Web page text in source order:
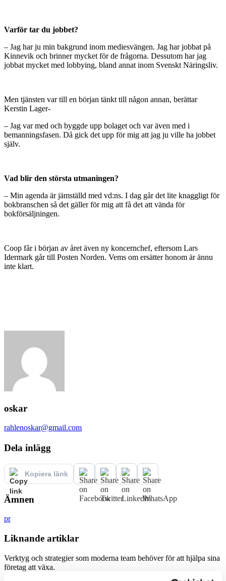
Varför tar du jobbet?
– Jag har ju min bakgrund inom mediesvängen. Jag har jobbat på
Kinnevik och brinner mycket för de frågorna. Dessutom har jag
jobbat mycket med lobbying, bland annat inom Svenskt Näringsliv.
Men tjänsten var till en början tänkt till någon annan, berättar
Kerstin Lager-
– Jag var med och byggde upp bolaget och var även med i
bemanningsfasen. Då gick det upp för mig att jag ju ville ha jobbet
själv.
Vad blir den största utmaningen?
– Min agenda är jämställd med vd:ns. I dag går det lite knaggligt för
bokbranschen så det gäller för mig att få det att vända för
bokförsäljningen.
Coop får i början av året även ny koncernchef, eftersom Lars
Idermark går till Posten Norden. Vems om ersätter honom är ännu
inte klart.
oskar
rahlenoskar@gmail.com
Dela inlägg
Kopiera länk
Ämnen
pr
Liknande artiklar
Verktyg och strategier som moderna team behöver för att hjälpa sina
företag att växa.